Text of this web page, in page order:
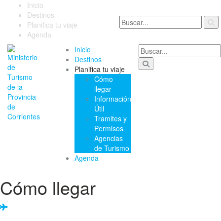
Inicio
Destinos
Planifica tu viaje
Agenda
Inicio
Destinos
Planifica tu viaje
Cómo
llegar
Información
Útil
Tramites y
Permisos
Agencias
de Turismo
Agenda
Cómo llegar